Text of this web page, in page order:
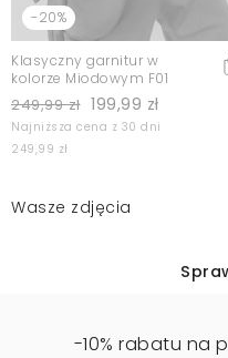
-20%
Klasyczny garnitur w
kolorze Miodowym F01
249,99 zł 199,99 zł
Najniższa cena z 30 dni
249,99 zł
Wasze zdjęcia
-10% rabatu na